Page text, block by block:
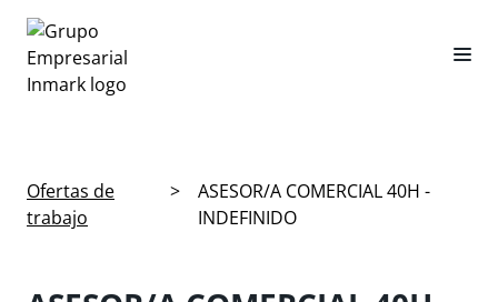
Ofertas de
trabajo
>
ASESOR/A COMERCIAL 40H -
INDEFINIDO